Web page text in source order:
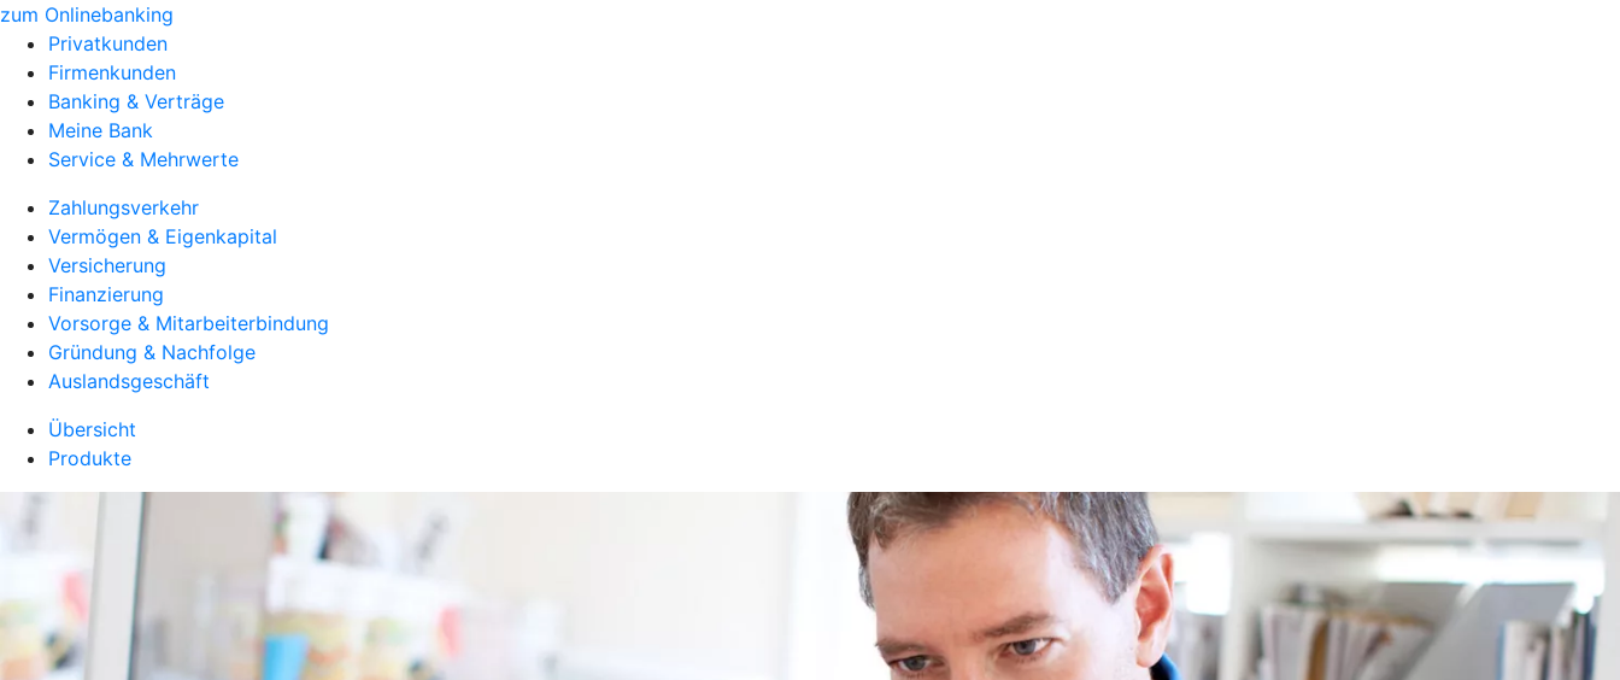
zum Onlinebanking
Privatkunden
Firmenkunden
Banking & Verträge
Meine Bank
Service & Mehrwerte
Zahlungsverkehr
Vermögen & Eigenkapital
Versicherung
Finanzierung
Vorsorge & Mitarbeiterbindung
Gründung & Nachfolge
Auslandsgeschäft
Übersicht
Produkte